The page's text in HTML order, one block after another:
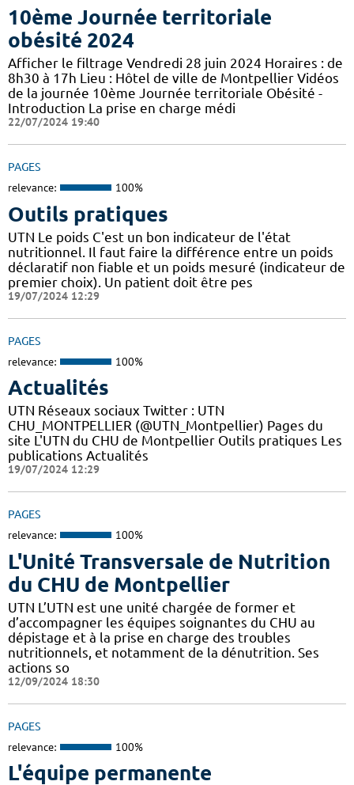
10ème Journée territoriale
obésité 2024
Afficher le filtrage Vendredi 28 juin 2024 Horaires : de
8h30 à 17h Lieu : Hôtel de ville de Montpellier Vidéos
de la journée 10ème Journée territoriale Obésité -
Introduction La prise en charge médi
22/07/2024 19:40
PAGES
relevance: 100%
Outils pratiques
UTN Le poids C'est un bon indicateur de l'état
nutritionnel. Il faut faire la différence entre un poids
déclaratif non fiable et un poids mesuré (indicateur de
premier choix). Un patient doit être pes
19/07/2024 12:29
PAGES
relevance: 100%
Actualités
UTN Réseaux sociaux Twitter : UTN
CHU_MONTPELLIER (@UTN_Montpellier) Pages du
site L'UTN du CHU de Montpellier Outils pratiques Les
publications Actualités
19/07/2024 12:29
PAGES
relevance: 100%
L'Unité Transversale de Nutrition
du CHU de Montpellier
UTN L’UTN est une unité chargée de former et
d’accompagner les équipes soignantes du CHU au
dépistage et à la prise en charge des troubles
nutritionnels, et notamment de la dénutrition. Ses
actions so
12/09/2024 18:30
PAGES
relevance: 100%
L'équipe permanente